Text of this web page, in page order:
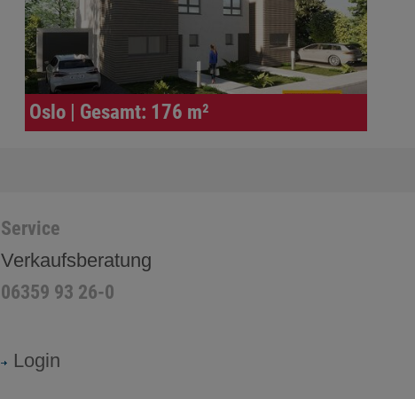
Oslo | Gesamt: 176 m²
Service
Verkaufsberatung
06359 93 26-0
Login